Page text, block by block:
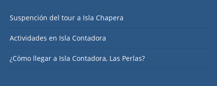
Suspención del tour a Isla Chapera
Actividades en Isla Contadora
¿Cómo llegar a Isla Contadora, Las Perlas?